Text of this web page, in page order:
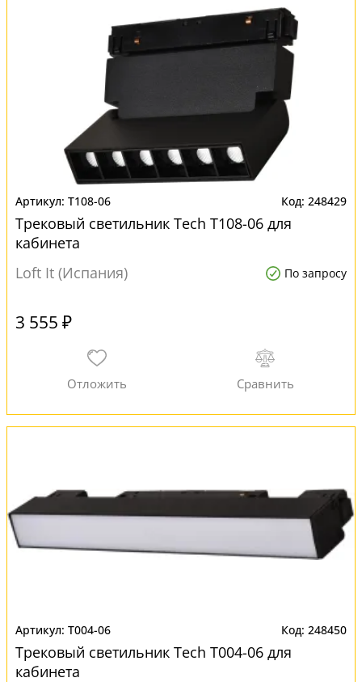
T108-06 248429
Трековый светильник Tech T108-06 для
кабинета
Loft It (Испания)
По запросу
3 555 ₽
T004-06 248450
Трековый светильник Tech T004-06 для
кабинета